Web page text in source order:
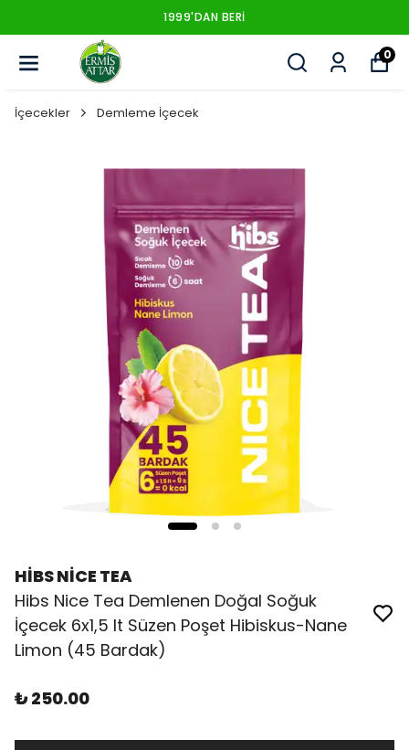
1999'DAN BERI
0
İçecekler Demleme İçecek
HİBS NİCE TEA
Hibs Nice Tea Demlenen Doğal Soğuk
İçecek 6x1,5 lt Süzen Poşet Hibiskus-Nane
Limon (45 Bardak)
₺ 250.00